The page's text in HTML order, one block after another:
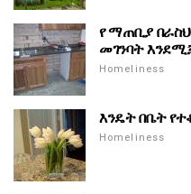
የ ማጠቢያ
መገንባት
Homeliness
እንዴት በቤት
Homeliness